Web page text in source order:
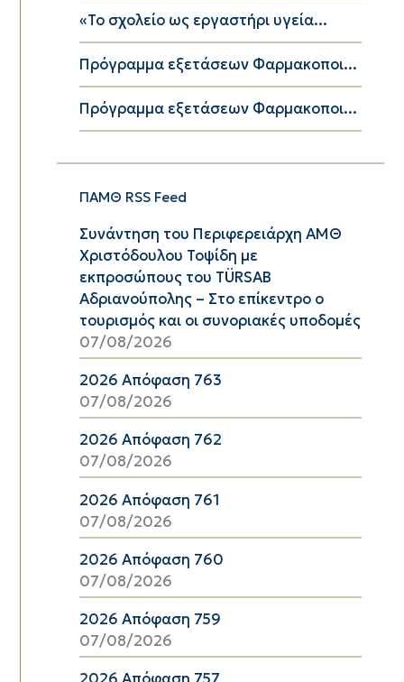
«Το σχολείο ως εργαστήρι υγεία...
Πρόγραμμα εξετάσεων Φαρμακοποι...
Πρόγραμμα εξετάσεων Φαρμακοποι...
ΠΑΜΘ RSS Feed
Συνάντηση του Περιφερειάρχη ΑΜΘ
Χριστόδουλου Τοψίδη με
εκπροσώπους του TÜRSAB
Αδριανούπολης – Στο επίκεντρο ο
τουρισμός και οι συνοριακές υποδομές
07/08/2026
2026 Απόφαση 763
07/08/2026
2026 Απόφαση 762
07/08/2026
2026 Απόφαση 761
07/08/2026
2026 Απόφαση 760
07/08/2026
2026 Απόφαση 759
07/08/2026